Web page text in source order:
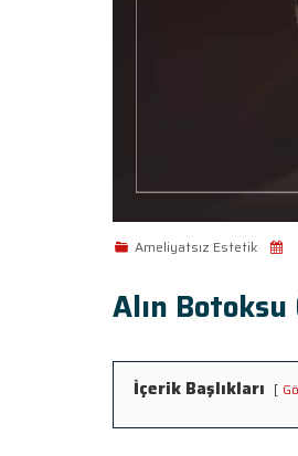
Ameliyatsız Estetik
Alın Botoksu
İçerik Başlıkları